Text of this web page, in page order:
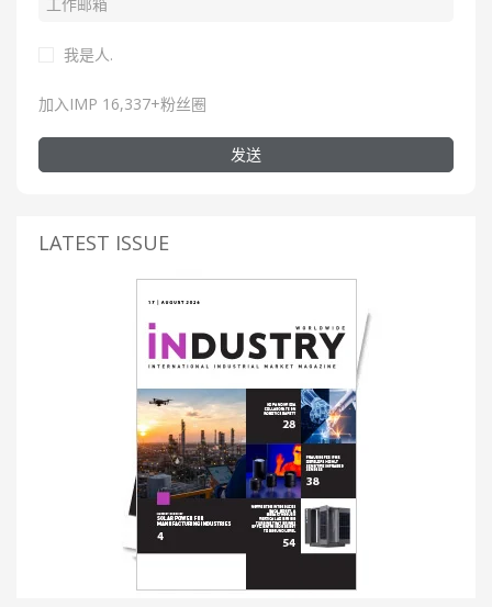
我是人.
加入IMP 16,337+粉丝圈
发送
LATEST ISSUE